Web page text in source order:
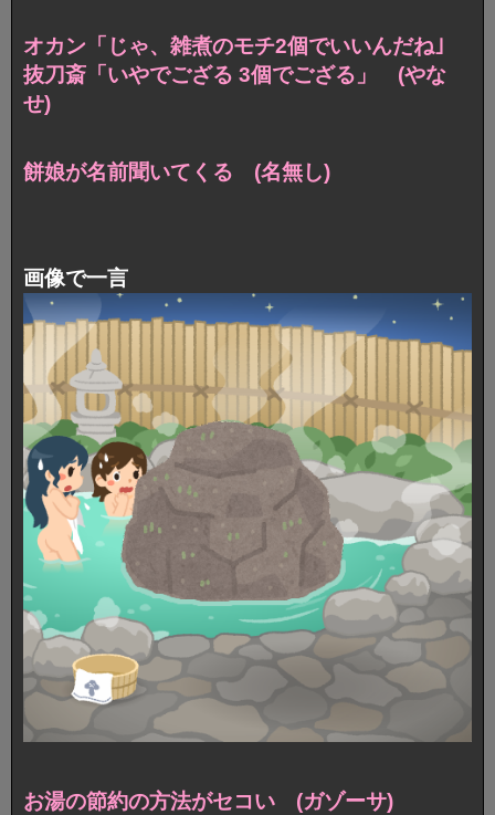
オカン「じゃ、雑煮のモチ2個でいいんだね｣
抜刀斎「いやでござる 3個でござる」 (やな
せ)
餅娘が名前聞いてくる (名無し)
画像で一言
お湯の節約の方法がセコい (ガゾーサ)